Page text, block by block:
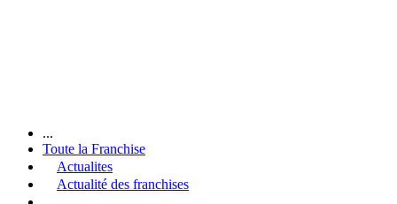
...
Toute la Franchise
Actualites
Actualité des franchises